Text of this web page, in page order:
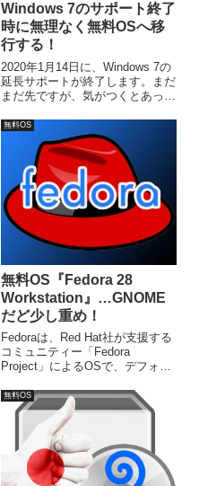
Windows 7のサポート終了
時に無理なく無料OSへ移
行する！
2020年1月14日に、Windows 7の
延長サポートが終了します。まだ
まだ先ですが、気がつくとあっと
今から無料のLinuxへ移行の準備
をしておきましょう。こういう場
合は、ネットバンキングなど一つ
の目的で使ってみるのが良さそう
です。
無料OS
無料OS『Fedora 28
Workstation』…GNOME
だど少し重め！
Fedoraは、Red Hat社が支援する
コミュニティー「Fedora
Project」によるOSで、デフォル
になります。また、KDE、
Xfce、LXDE、MATE、Cinnamon
など、他のデスクトップ環境も利
用可能。
無料OS